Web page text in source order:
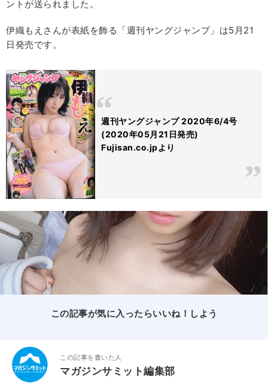
ントが送られました。
伊織もえさんが表紙を飾る「週刊ヤングジャンプ」は5月21
日発売です。
週刊ヤングジャンプ 2020年6/4号
(2020年05月21日発売)
Fujisan.co.jpより
この記事が気に入ったらいいね！しよう
この記事を書いた人
マガジンサミット編集部